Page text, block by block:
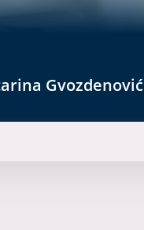
Gvozdenović